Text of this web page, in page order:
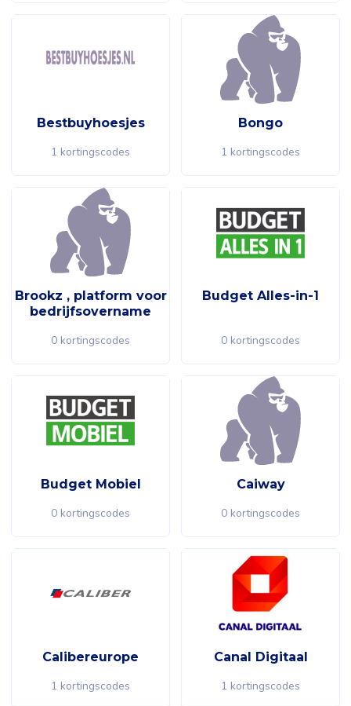
Bestbuyhoesjes
1 kortingscodes
Bongo
1 kortingscodes
Brookz , platform voor
bedrijfsovername
0 kortingscodes
Budget Alles-in-1
0 kortingscodes
Budget Mobiel
0 kortingscodes
Caiway
0 kortingscodes
Calibereurope
1 kortingscodes
Canal Digitaal
1 kortingscodes